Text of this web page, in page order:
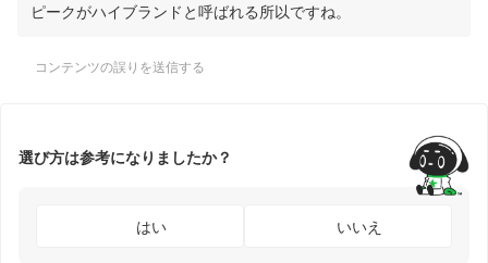
ピークがハイブランドと呼ばれる所以ですね。
コンテンツの誤りを送信する
選び方は参考になりましたか？
はい いいえ